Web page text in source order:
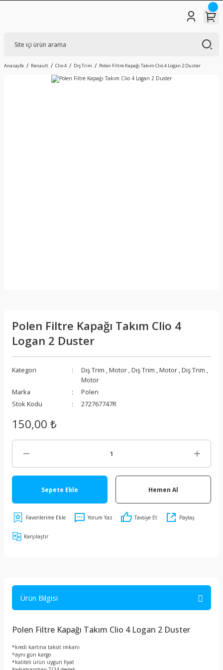
Anasayfa Renault Clio 4 Dış Trim Polen Filtre Kapağı Takım Clio 4 Logan 2 Duster
Polen Filtre Kapağı Takım Clio 4
Logan 2 Duster
Kategori Dış Trim ,Motor ,Dış Trim ,Motor ,Dış Trim ,
Motor
Marka
Polen
Stok Kodu
272767747R
150,00 ₺
Sepete Ekle Hemen Al
Yorum Yaz Tavsiye Et Paylaş
Karşılaştır
Ürün Bilgisi
Polen Filtre Kapağı Takım Clio 4 Logan 2 Duster
*kredi kartına taksit imkanı
*aynı gün kargo
*kaliteli ürün uygun fiyat